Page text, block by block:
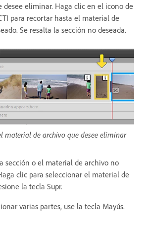
desee eliminar. Haga clic en el icono de
para recortar hasta el material de
Se resalta la sección no deseada.
material de archivo que desee eliminar
sección o el material de archivo no
clic para seleccionar el material de
la tecla Supr.
varias partes, use la tecla Mayús.